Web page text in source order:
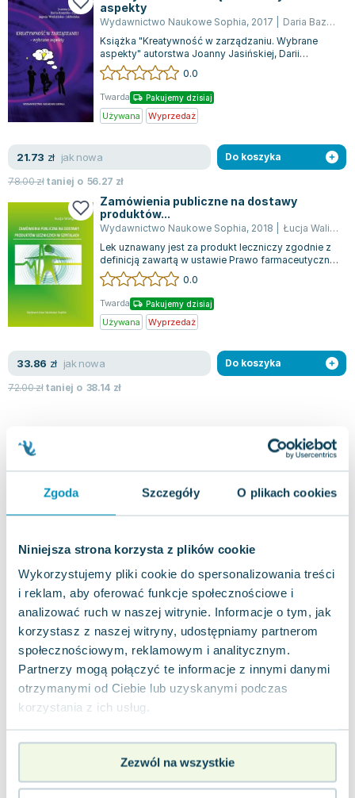
Zgoda Szczegóły O plikach cookies
Niniejsza strona korzysta z plików cookie
Wykorzystujemy pliki cookie do spersonalizowania treści
i reklam, aby oferować funkcje społecznościowe i
analizować ruch w naszej witrynie. Informacje o tym, jak
korzystasz z naszej witryny, udostępniamy partnerom
społecznościowym, reklamowym i analitycznym.
Partnerzy mogą połączyć te informacje z innymi danymi
otrzymanymi od Ciebie lub uzyskanymi podczas
korzystania z ich usług.
Zezwól na wszystkie
Joseph Murphy
Jan Sztaudynger
Aleksander Puszkin
Oscar Wilde
Małgorzata Ohme
Maddie Ziegler
Joanna Racewicz
Maria Seweryn
Janina Zającówna
Eric Helms
Anna Prus (oprac.)
Nela Mała Reporterka
Agnieszka Maciąg
Barbara Wrzesińska
Terry Pratchett
Lorraine Warren
Ajahn Brahm
aspekty
Wydawnictwo Naukowe Sophia, 2017
Daria Bazydło-Egier
Książka "Kreatywność w zarządzaniu. Wybrane
aspekty" autorstwa Joanny Jasińskiej, Darii
Bazydło-Egier i Jagody Wodzińskiej-Jabłońs...
0.0
Twarda Pakujemy dzisiaj
Używana Wyprzedaż
21.73 zł jak nowa
78.00złtaniej o 56.27 zł
Do koszyka
Zamówienia publiczne na dostawy
produktów...
Wydawnictwo Naukowe Sophia, 2018
Łucja Waligóra
Lek uznawany jest za produkt leczniczy zgodnie z
definicją zawartą w ustawie Prawo farmaceutyczne.
Możemy wyróżnić leki podstawowe...
0.0
Twarda Pakujemy dzisiaj
Używana Wyprzedaż
33.86 zł jak nowa
72.00złtaniej o 38.14 zł
Do koszyka